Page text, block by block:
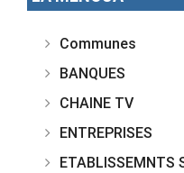
Communes
BANQUES
CHAINE TV
ENTREPRISES
ETABLISSEMNTS